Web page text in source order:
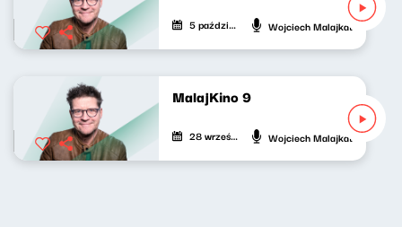
5 października 2023 Wojciech Malajkat
MalajKino 9
28 września 2023 Wojciech Malajkat